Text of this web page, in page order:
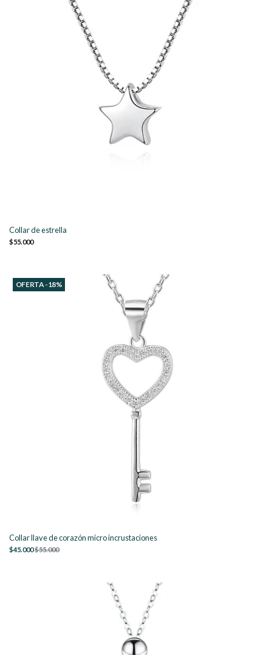
Collar de estrella
$55.000
OFERTA -18%
Collar llave de corazón micro incrustaciones
$45.000$55.000